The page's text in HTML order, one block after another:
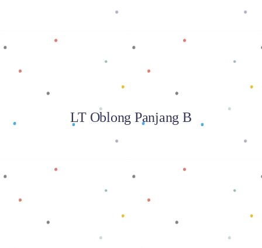
Baca selengkapnya
LT Oblong Panjang B
Baca selengkapnya